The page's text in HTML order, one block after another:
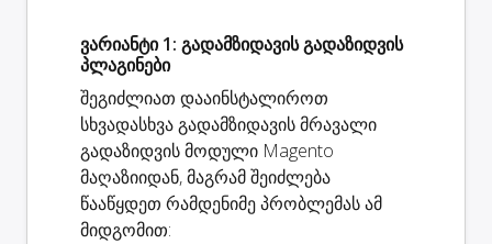
ვარიანტი 1: გადამზიდავის გადაზიდვის
პლაგინები
შეგიძლიათ დააინსტალიროთ
სხვადასხვა გადამზიდავის მრავალი
გადაზიდვის მოდული Magento
მაღაზიიდან, მაგრამ შეიძლება
წააწყდეთ რამდენიმე პრობლემას ამ
მიდგომით: